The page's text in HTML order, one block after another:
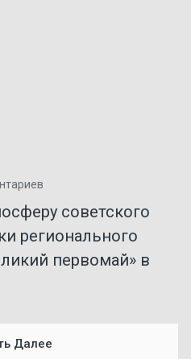
советского
регионального
первомай» в
Далее